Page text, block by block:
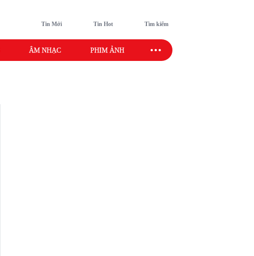
Tin Mới Tin Hot Tìm kiếm
ÂM NHẠC PHIM ẢNH SAO SPORT